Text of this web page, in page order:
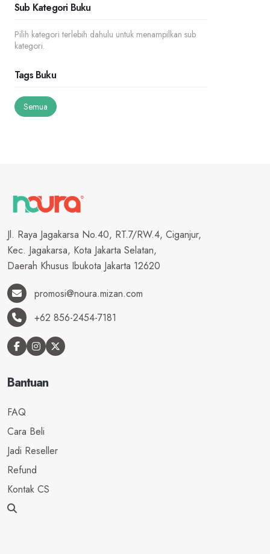
Sub Kategori Buku
Pilih kategori terlebih dahulu untuk menampilkan sub
kategori.
Tags Buku
Semua
Jl. Raya Jagakarsa No.40, RT.7/RW.4, Ciganjur,
Kec. Jagakarsa, Kota Jakarta Selatan,
Daerah Khusus Ibukota Jakarta 12620
promosi@noura.mizan.com
+62 856-2454-7181
Bantuan
FAQ
Cara Beli
Jadi Reseller
Refund
Kontak CS